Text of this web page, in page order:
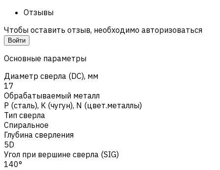
Отзывы
Чтобы оставить отзыв, необходимо авторизоваться
Войти
Основные параметры
Диаметр сверла (DC), мм
17
Обрабатываемый металл
Р (сталь), K (чугун), N (цвет.металлы)
Тип сверла
Спиральное
Глубина сверления
5D
Угол при вершине сверла (SIG)
140°